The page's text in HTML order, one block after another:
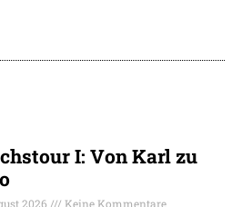
I: Von Karl zu
2026
Keine Kommentare